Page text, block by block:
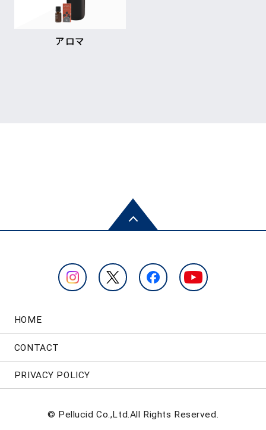
アロマ
HOME
CONTACT
PRIVACY POLICY
© Pellucid Co.,Ltd.All Rights Reserved.